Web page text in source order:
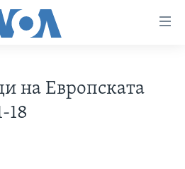
на Европската
18